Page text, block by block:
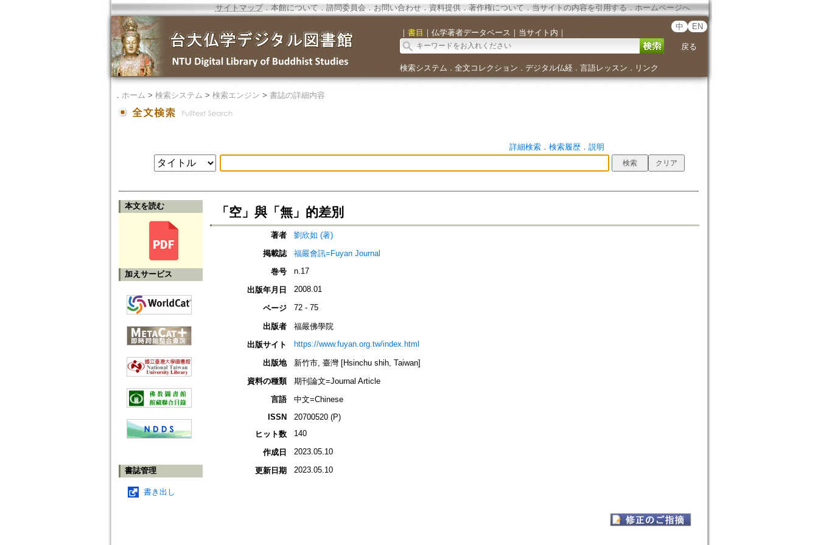
サイトマップ．本館について ． 諮問委員会． お問い合わせ． 資料提供． 著作権について．当サイトの内容を引用する ． ホームページへ
｜ 書目 ｜ 仏学著者データベース ｜ 当サイト内 ｜
中 EN
戻る
検索システム ． 全文コレクション ． デジタル仏経． 言語レッスン ． リンク
． ホーム > 検索システム > 検索エンジン > 書誌の詳細内容
詳細検索． 検索履歴． 説明
本文を読む
加えサービス
書誌管理
書き出し
「空」與「無」的差別
著者
劉欣如 (著)
掲載誌
福嚴會訊=Fuyan Journal
巻号
n.17
出版年月日 2008.01
ページ 72 - 75
出版者
福嚴佛學院
出版サイト
https://www.fuyan.org.tw/index.html
出版地
新竹市, 臺灣 [Hsinchu shih, Taiwan]
資料の種類
期刊論文=Journal Article
言語
中文=Chinese
ISSN
20700520 (P)
ヒット数
140
作成日 2023.05.10
更新日期 2023.05.10